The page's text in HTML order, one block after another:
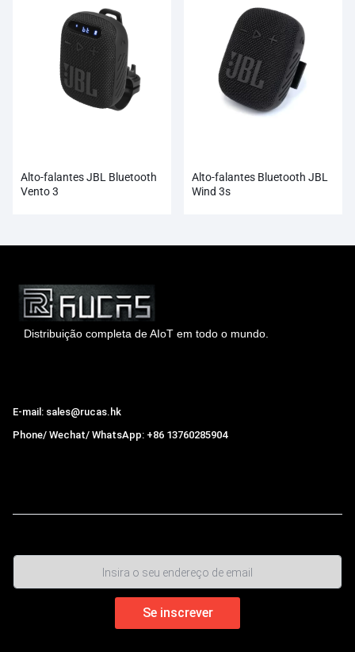
Alto-falantes JBL Bluetooth
Vento 3
Alto-falantes Bluetooth JBL
Wind 3s
Distribuição completa de AIoT em todo o mundo.
E-mail: sales@rucas.hk
Phone/ Wechat/ WhatsApp: +86 13760285904